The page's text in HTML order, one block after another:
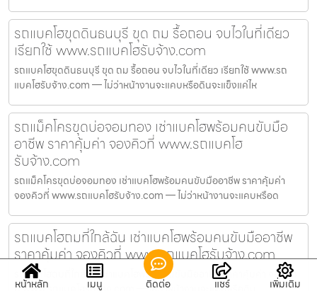
รถแบคโฮขุดดินธนบุรี ขุด ถม รื้อถอน จบไวในที่เดียว
เรียกใช้ www.รถแบคโฮรับจ้าง.com
รถแบคโฮขุดดินธนบุรี ขุด ถม รื้อถอน จบไวในที่เดียว เรียกใช้ www.รถ
แบคโฮรับจ้าง.com — ไม่ว่าหน้างานจะแคบหรือดินจะแข็งแค่ไห
รถแม็คโครขุดบ่อจอมทอง เช่าแบคโฮพร้อมคนขับมือ
อาชีพ ราคาคุ้มค่า จองคิวที่ www.รถแบคโฮ
รับจ้าง.com
รถแม็คโครขุดบ่อจอมทอง เช่าแบคโฮพร้อมคนขับมืออาชีพ ราคาคุ้มค่า
จองคิวที่ www.รถแบคโฮรับจ้าง.com — ไม่ว่าหน้างานจะแคบหรือด
รถแบคโฮถมที่ใกล้ฉัน เช่าแบคโฮพร้อมคนขับมืออาชีพ
ราคาคุ้มค่า จองคิวที่ www.รถแบคโฮรับจ้าง.com
รถแบคโฮถมที่ใกล้ฉัน เช่าแบคโฮพร้อมคนขับมืออาชีพ ราคาคุ้มค่า จองคิว
หน้าหลัก เมนู ติดต่อ แชร์ เพิ่มเติม